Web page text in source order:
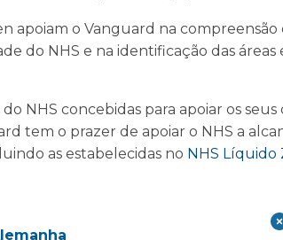
apoiam o Vanguard na compreensão
do NHS e na identificação das áreas
NHS concebidas para apoiar os
tem o prazer de apoiar o NHS a
as estabelecidas no NHS Líquido